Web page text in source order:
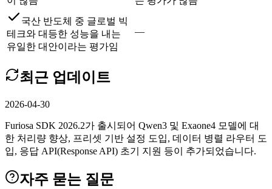
국산 반도체 중 글로벌 빅
테크와 대등한 성능을 내는
유일한 대안이라는 평가임
—
최근 업데이트
2026-04-30
Furiosa SDK 2026.2가 출시되어 Qwen3 및 Exaone4 모델에 대
한 처리량 향상, 프리셋 기반 설정 도입, 데이터 병렬 라우터 도
입, 응답 API(Response API) 초기 지원 등이 추가되었습니다.
자주 묻는 질문